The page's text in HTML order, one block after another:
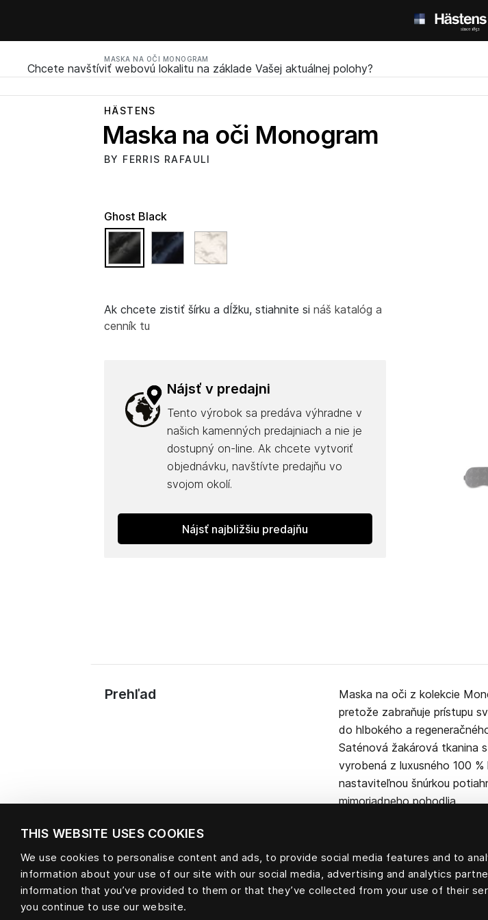
THIS WEBSITE USES COOKIES
We use cookies to personalise content and ads, to provide social media features and to
information about your use of our site with our social media, advertising and analytics
information that you’ve provided to them or that they’ve collected from your use of their
you continue to use our website.
MASKA NA OČI MONOGRAM
Chcete navštíviť webovú lokalitu na základe Vašej aktuálnej polohy?
HÄSTENS
Maska na oči Monogram
BY FERRIS RAFAULI
Ak chcete zistiť šírku a dĺžku, stiahnite si náš katalóg a
cenník tu
Ghost Black
selected
Nájsť v predajni
Tento výrobok sa predáva výhradne v
našich kamenných predajniach a nie je
dostupný on-line. Ak chcete vytvoriť
objednávku, navštívte predajňu vo
svojom okolí.
Nájsť najbližšiu predajňu
Prehľad
Maska na oči z kolekcie
pretože zabraňuje prístupu
do hlbokého a
Saténová žakárová tkanina
vyrobená z luxusného 100
nastaviteľnou šnúrkou
mimoriadneho pohodlia.
Materiál 100 % hodváb